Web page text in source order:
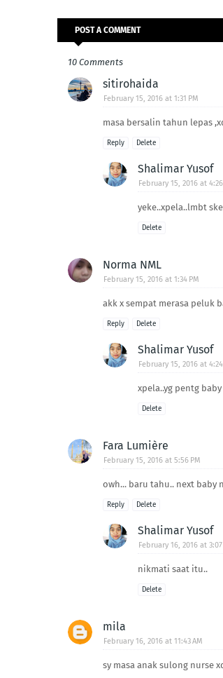
POST A COMMENT
10 Comments
sitirohaida
February 15, 2016 at 1:31 PM
masa bersalin tahun lepas
Reply Delete
Shalimar Yusof
February 15, 2016 at 4:26
yeke..xpela..lmbt
Delete
Norma NML
February 15, 2016 at 1:34 PM
akk x sempat merasa peluk
Reply Delete
Shalimar Yusof
February 15, 2016 at 4:24
xpela..yg pentg
Delete
Fara Lumière
February 15, 2016 at 5:56 PM
owh... baru tahu.. next baby
Reply Delete
Shalimar Yusof
February 16, 2016 at 3:07
nikmati saat itu..
Delete
mila
February 16, 2016 at 11:43 AM
sy masa anak sulong nurse